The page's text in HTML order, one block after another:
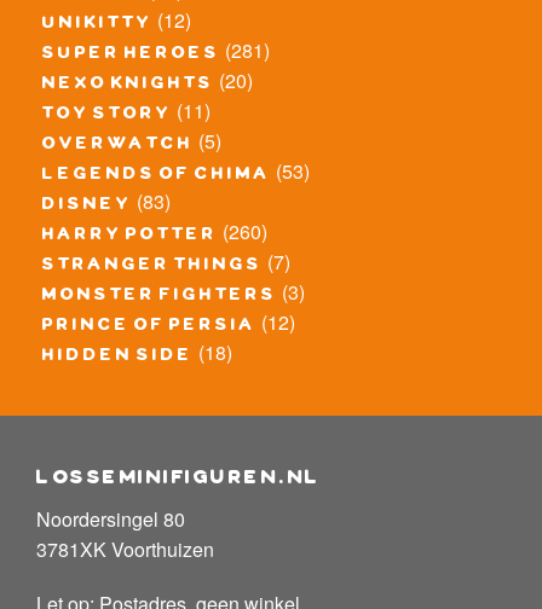
unikitty (12)
super heroes (281)
nexo knights (20)
toy story (11)
overwatch (5)
legends of chima (53)
disney (83)
harry potter (260)
stranger things (7)
monster fighters (3)
prince of persia (12)
hidden side (18)
losseminifiguren.nl
Noordersingel 80
3781XK Voorthuizen